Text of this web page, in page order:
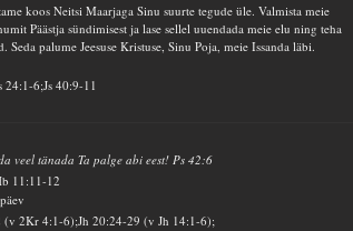
koos Neitsi Maarjaga Sinu suurte tegude üle. Valmista meie
Päästja sündimisest ja lase sellel uuendada meie elu ning teha
Seda palume Jeesuse Kristuse, Sinu Poja, meie Issanda läbi.
6;Js 40:9-11
veel tänada Ta palge abi eest! Ps 42:6
11:11-12
2Kr 4:1-6);Jh 20:24-29 (v Jh 14:1-6);